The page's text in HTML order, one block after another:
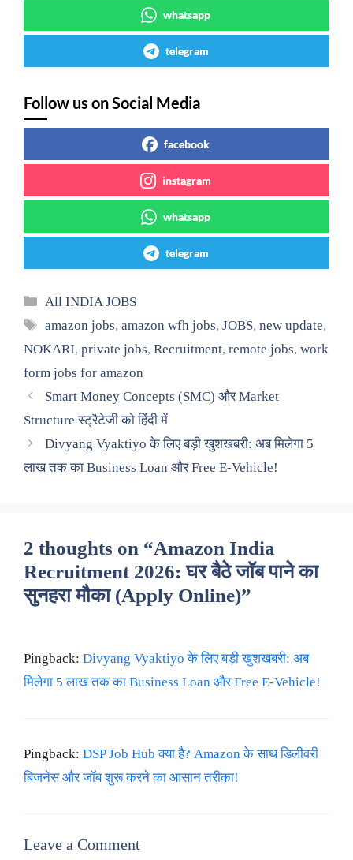
whatsapp
telegram
Follow us on Social Media
facebook
instagram
whatsapp
telegram
Categories
All INDIA JOBS
Tags
amazon jobs,amazon wfh jobs,JOBS,new update,
NOKARI, private jobs, Recruitment, remote jobs, work
form jobs for amazon
Smart Money Concepts (SMC) और Market
Structure स्ट्रैटेजी को हिंदी में
Divyang Vyaktiyo के लिए बड़ी खुशखबरी: अब मिलेगा 5
लाख तक का Business Loan और Free E-Vehicle!
2 thoughts on “Amazon India
Recruitment 2026: घर बैठे जॉब पाने का
सुनहरा मौका (Apply Online)”
Pingback: Divyang Vyaktiyo के लिए बड़ी खुशखबरी: अब
मिलेगा 5 लाख तक का Business Loan और Free E-Vehicle!
Pingback: DSP Job Hub क्या है? Amazon के साथ डिलीवरी
बिजनेस और जॉब शुरू करने का आसान तरीका!
Leave a Comment